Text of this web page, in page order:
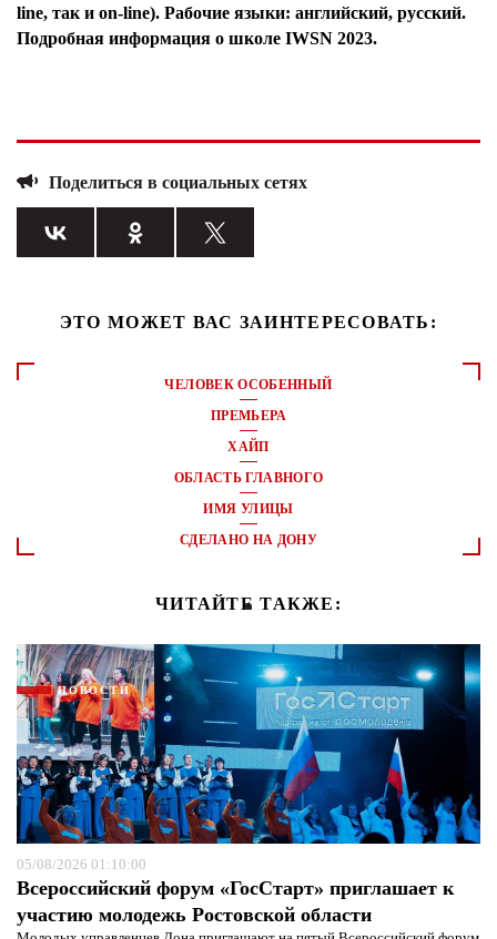
line, так и on-line). Рабочие языки: английский, русский.
Подробная информация о школе IWSN 2023.
Поделиться в социальных сетях
ЭТО МОЖЕТ ВАС ЗАИНТЕРЕСОВАТЬ:
ЧЕЛОВЕК ОСОБЕННЫЙ
ПРЕМЬЕРА
ХАЙП
ОБЛАСТЬ ГЛАВНОГО
ИМЯ УЛИЦЫ
СДЕЛАНО НА ДОНУ
ЧИТАЙТЕ ТАКЖЕ:
НОВОСТИ
05/08/2026 01:10:00
Всероссийский форум «ГосСтарт» приглашает к
участию молодежь Ростовской области